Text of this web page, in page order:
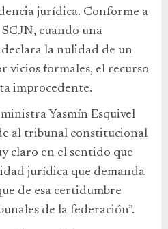
jurídica. Conforme a
cuando una
la nulidad de un
vicios formales, el recurso
improcedente.
Yasmín Esquivel
al tribunal constitucional
claro en el sentido que
jurídica que demanda
de esa certidumbre
de la federación”.